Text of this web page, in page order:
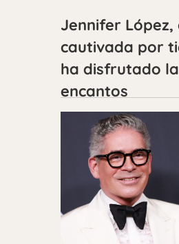
Jennifer
cautivada por
ha disfrutado
encantos